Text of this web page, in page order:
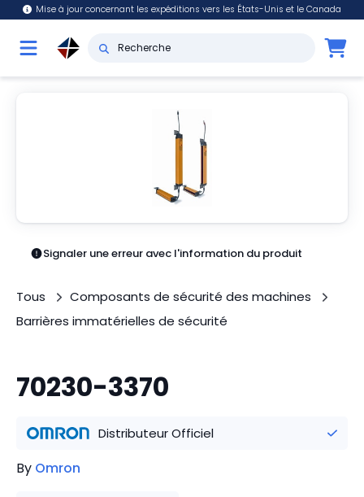
Mise à jour concernant les expéditions vers les États-Unis et le Canada
Signaler une erreur avec l'information du produit
Tous
Composants de sécurité des machines
Barrières immatérielles de sécurité
70230-3370
Distributeur Officiel
By Omron